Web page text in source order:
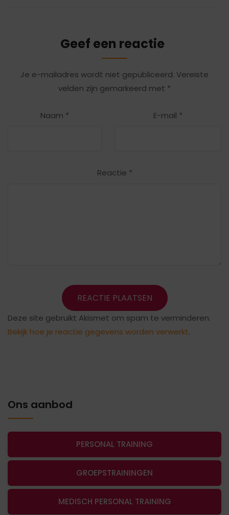
Geef een reactie
Je e-mailadres wordt niet gepubliceerd. Vereiste
velden zijn gemarkeerd met *
Naam * E-mail *
Reactie *
Deze site gebruikt Akismet om spam te verminderen.
Bekijk hoe je reactie gegevens worden verwerkt.
Ons aanbod
PERSONAL TRAINING
GROEPSTRAININGEN
MEDISCH PERSONAL TRAINING